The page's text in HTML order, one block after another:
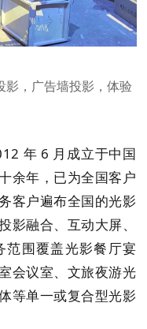
影，广告墙投影，体验
年 6 月成立于中国
余年，已为全国客户
客户遍布全国的光影
影融合、互动大屏、
范围覆盖光影餐厅宴
会议室、文旅夜游光
等单一或复合型光影